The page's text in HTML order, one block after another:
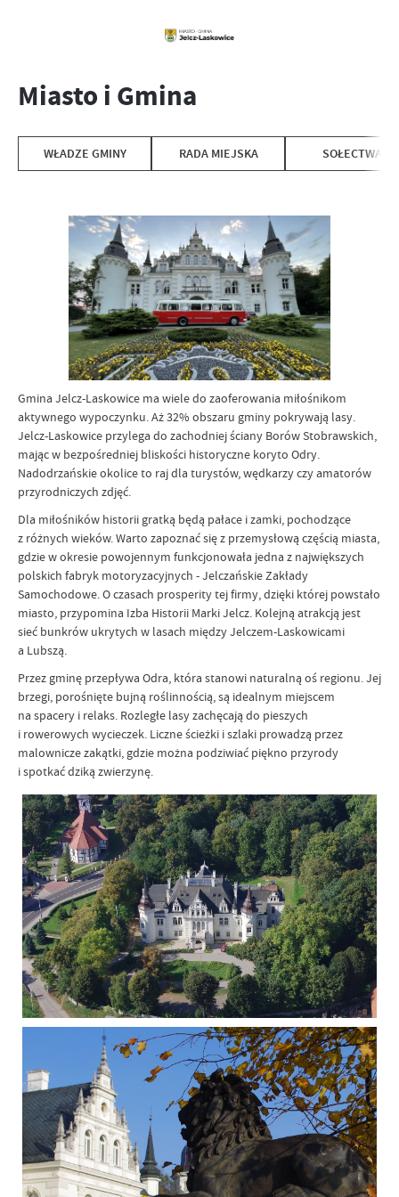
Miasto i Gmina
WŁADZE GMINY RADA MIEJSKA SOŁECTWA
Gmina Jelcz-Laskowice ma wiele do zaoferowania miłośnikom
aktywnego wypoczynku. Aż 32% obszaru gminy pokrywają lasy.
Jelcz-Laskowice przylega do zachodniej ściany Borów Stobrawskich,
mając w bezpośredniej bliskości historyczne koryto Odry.
Nadodrzańskie okolice to raj dla turystów, wędkarzy czy amatorów
przyrodniczych zdjęć.
Dla miłośników historii gratką będą pałace i zamki, pochodzące
z różnych wieków. Warto zapoznać się z przemysłową częścią miasta,
gdzie w okresie powojennym funkcjonowała jedna z największych
polskich fabryk motoryzacyjnych - Jelczańskie Zakłady
Samochodowe. O czasach prosperity tej firmy, dzięki której powstało
miasto, przypomina Izba Historii Marki Jelcz. Kolejną atrakcją jest
sieć bunkrów ukrytych w lasach między Jelczem-Laskowicami
a Lubszą.
Przez gminę przepływa Odra, która stanowi naturalną oś regionu. Jej
brzegi, porośnięte bujną roślinnością, są idealnym miejscem
na spacery i relaks. Rozległe lasy zachęcają do pieszych
i rowerowych wycieczek. Liczne ścieżki i szlaki prowadzą przez
malownicze zakątki, gdzie można podziwiać piękno przyrody
i spotkać dziką zwierzynę.